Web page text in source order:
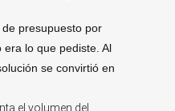
presupuesto por
lo que pediste. Al
se convirtió en